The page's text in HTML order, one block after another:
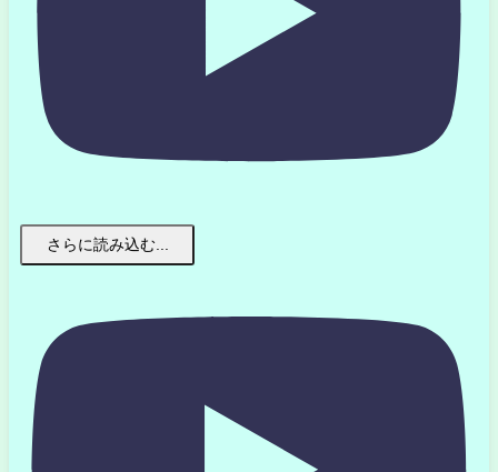
さらに読み込む...